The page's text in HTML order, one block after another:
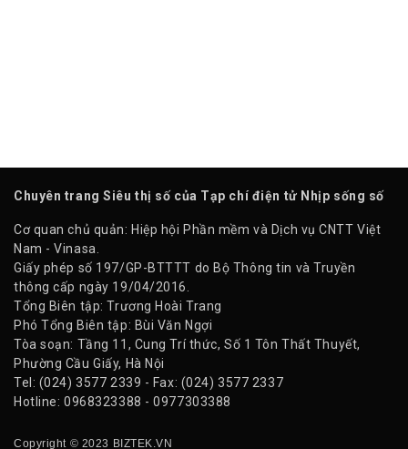
Chuyên trang Siêu thị số của Tạp chí điện tử Nhịp sống số
Cơ quan chủ quản: Hiệp hội Phần mềm và Dịch vụ CNTT Việt
Nam - Vinasa.
Giấy phép số 197/GP-BTTTT do Bộ Thông tin và Truyền
thông cấp ngày 19/04/2016.
Tổng Biên tập: Trương Hoài Trang
Phó Tổng Biên tập: Bùi Văn Ngợi
Tòa soạn: Tầng 11, Cung Trí thức, Số 1 Tôn Thất Thuyết,
Phường Cầu Giấy, Hà Nội
Tel: (024) 3577 2339 - Fax: (024) 3577 2337
Hotline: 0968323388 - 0977303388
Copyright © 2023 BIZTEK.VN